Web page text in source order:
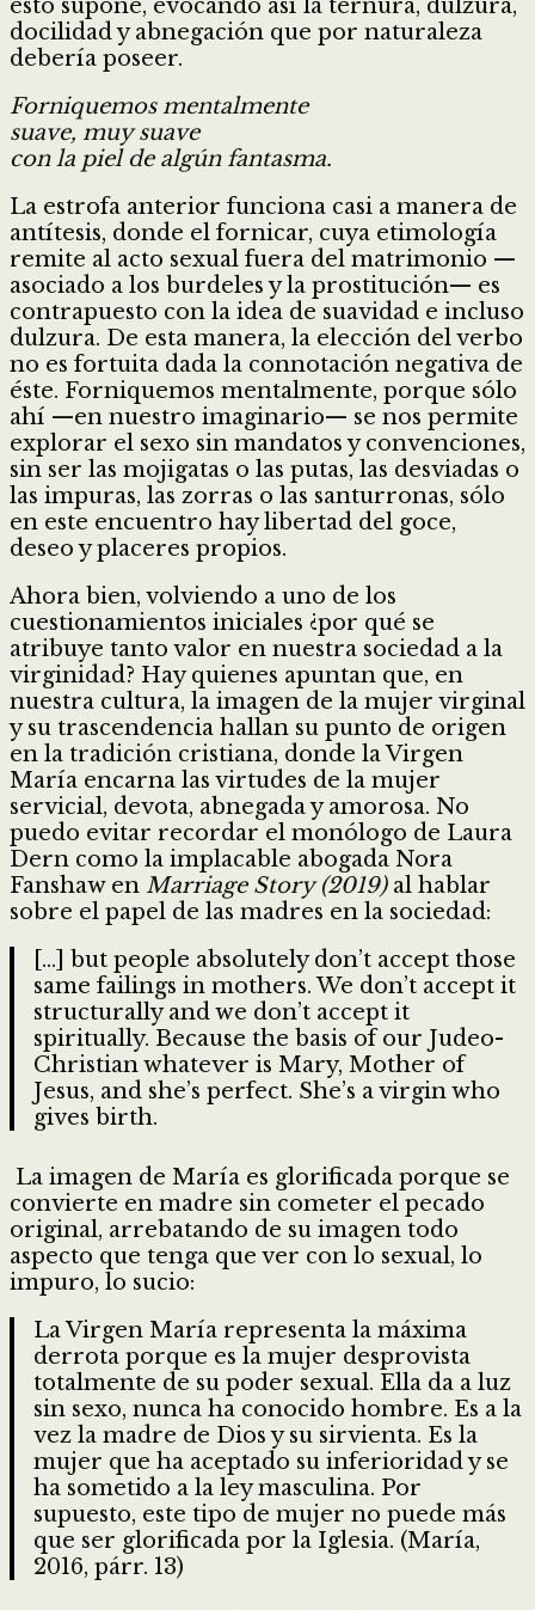
esto supone, evocando así la ternura, dulzura,
docilidad y abnegación que por naturaleza
debería poseer.
Forniquemos mentalmente
suave, muy suave
con la piel de algún fantasma.
La estrofa anterior funciona casi a manera de
antítesis, donde el fornicar, cuya etimología
remite al acto sexual fuera del matrimonio —
asociado a los burdeles y la prostitución— es
contrapuesto con la idea de suavidad e incluso
dulzura. De esta manera, la elección del verbo
no es fortuita dada la connotación negativa de
éste. Forniquemos mentalmente, porque sólo
ahí —en nuestro imaginario— se nos permite
explorar el sexo sin mandatos y convenciones,
sin ser las mojigatas o las putas, las desviadas o
las impuras, las zorras o las santurronas, sólo
en este encuentro hay libertad del goce,
deseo y placeres propios.
Ahora bien, volviendo a uno de los
cuestionamientos iniciales ¿por qué se
atribuye tanto valor en nuestra sociedad a la
virginidad? Hay quienes apuntan que, en
nuestra cultura, la imagen de la mujer virginal
y su trascendencia hallan su punto de origen
en la tradición cristiana, donde la Virgen
María encarna las virtudes de la mujer
servicial, devota, abnegada y amorosa. No
puedo evitar recordar el monólogo de Laura
Dern como la implacable abogada Nora
Fanshaw en Marriage Story (2019) al hablar
sobre el papel de las madres en la sociedad:
[…] but people absolutely don’t accept those
same failings in mothers. We don’t accept it
structurally and we don’t accept it
spiritually. Because the basis of our Judeo-
Christian whatever is Mary, Mother of
Jesus, and she’s perfect. She’s a virgin who
gives birth.
La imagen de María es glorificada porque se
convierte en madre sin cometer el pecado
original, arrebatando de su imagen todo
aspecto que tenga que ver con lo sexual, lo
impuro, lo sucio:
La Virgen María representa la máxima
derrota porque es la mujer desprovista
totalmente de su poder sexual. Ella da a luz
sin sexo, nunca ha conocido hombre. Es a la
vez la madre de Dios y su sirvienta. Es la
mujer que ha aceptado su inferioridad y se
ha sometido a la ley masculina. Por
supuesto, este tipo de mujer no puede más
que ser glorificada por la Iglesia. (María,
2016, párr. 13)